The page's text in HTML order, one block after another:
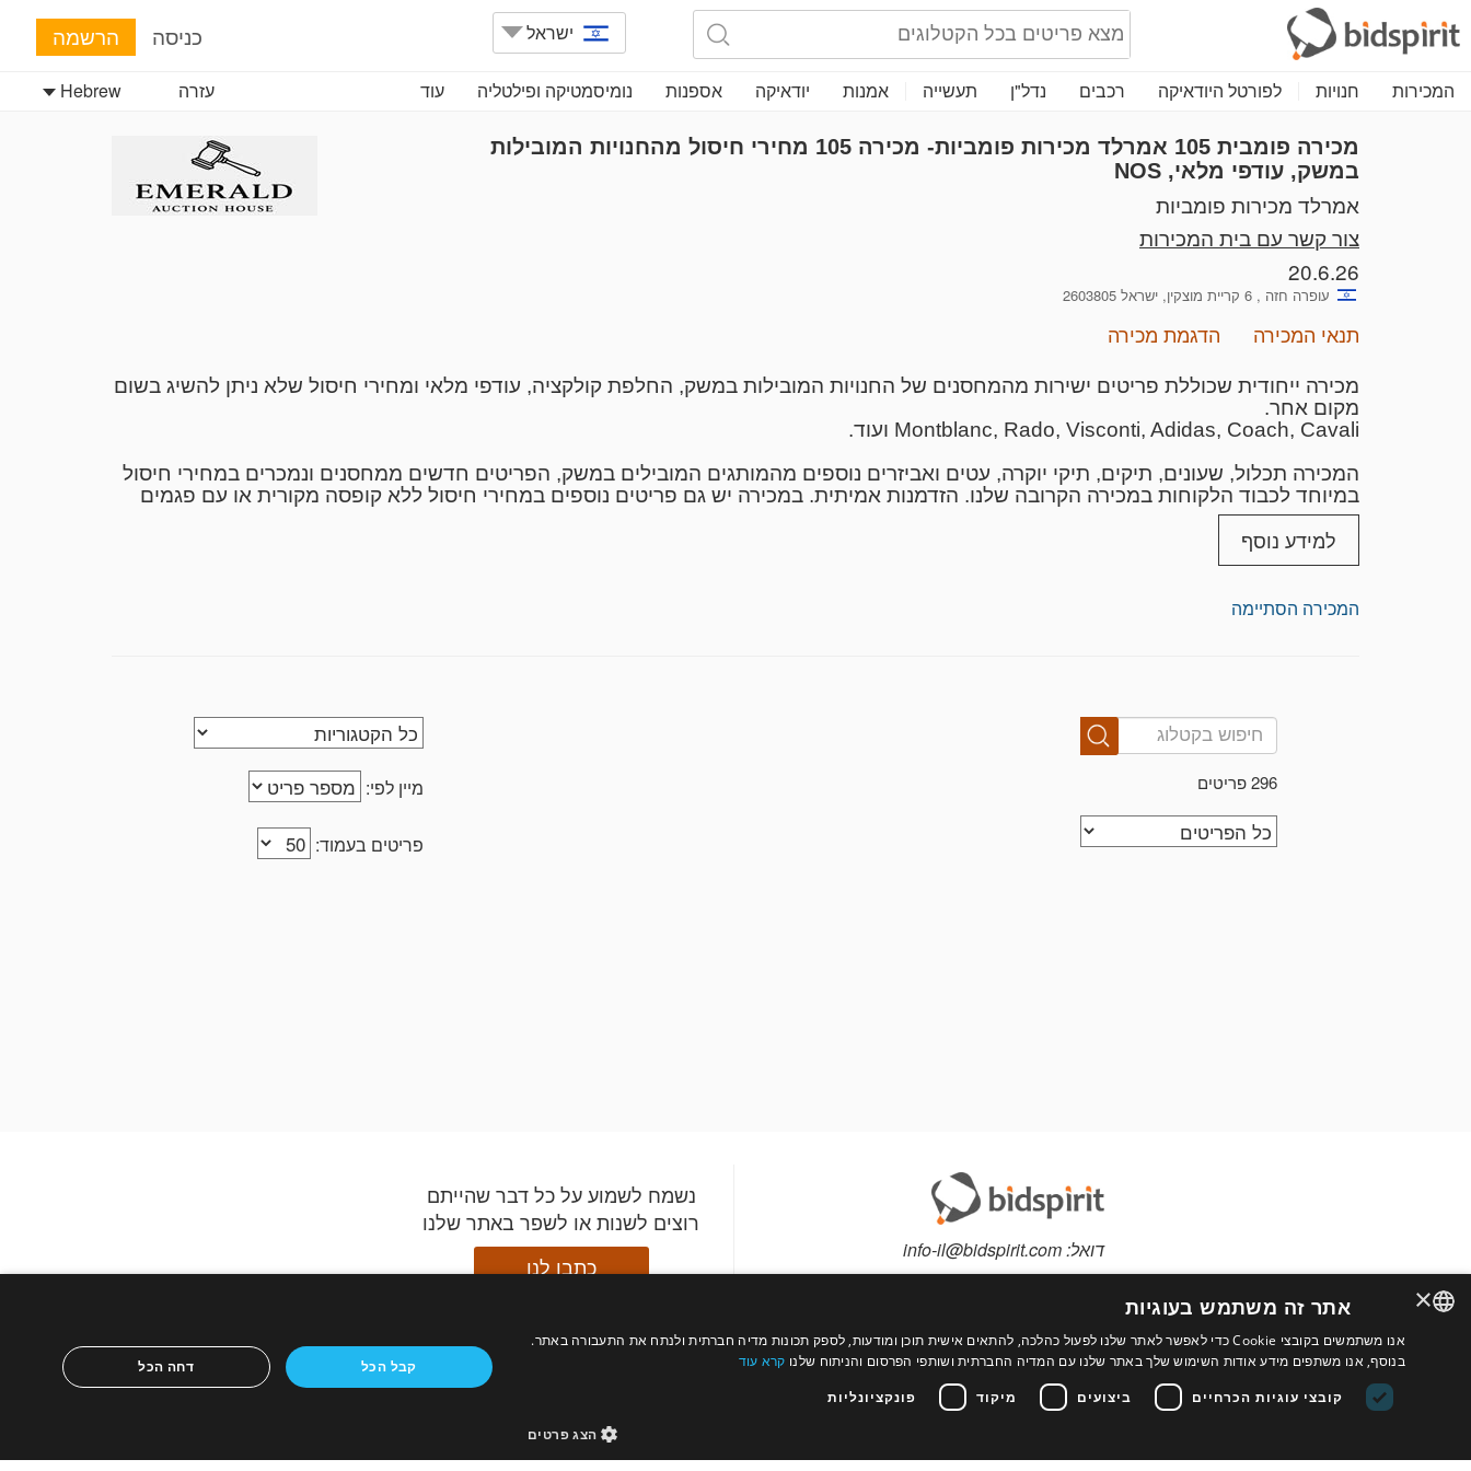
ישראל כניסה הרשמה
המכירות חנויות לפורטל היודאיקה רכבים נדל"ן תעשייה אמנות יודאיקה אספנות נומיסמטיקה ופילטליה עוד Hebrew עזרה
מכירה פומבית 105
אמרלד מכירות פומביות- מכירה 105 מחירי חיסול מהחנויות המובילות
במשק, עודפי מלאי, NOS
אמרלד מכירות פומביות
צור קשר עם בית המכירות
20.6.26
עופרה חזה , 6 קריית מוצקין, ישראל 2603805
תנאי המכירה הדגמת מכירה
מכירה ייחודית שכוללת פריטים ישירות מהמחסנים של החנויות המובילות במשק, החלפת קולקציה, עודפי מלאי ומחירי חיסול שלא ניתן להשיג בשום
מקום אחר.
Montblanc, Rado, Visconti, Adidas, Coach, Cavali ועוד.
המכירה תכלול, שעונים, תיקים, תיקי יוקרה, עטים ואביזרים נוספים מהמותגים המובילים במשק, הפריטים חדשים ממחסנים ונמכרים במחירי חיסול
במיוחד לכבוד הלקוחות במכירה הקרובה שלנו. הזדמנות אמיתית. במכירה יש גם פריטים נוספים במחירי חיסול ללא קופסה מקורית או עם פגמים
אסתטיים קלים בלבד, ישירות מהחנות במחירים נמוכים במיוחד, אשר יתוארו כך בקטלוג.
משלוחים בישראל בלבד
למידע נוסף
המכירה הסתיימה
296 פריטים מיין לפי:
פריטים בעמוד:
דואל:info-il@bidspirit.com
נשמח לשמוע על כל דבר שהייתם
רוצים לשנות או לשפר באתר שלנו
כתבו לנו
יש לכם פריטים למכירה?צור קשר
אתר מותאם אישית לבתי מכירותפרטים
עקבו
התקינו את אפליקציית בידספיריט,
השתתפו במכירות מהטלפון הנייד
וקבלו התראות לפני שהפריטים
ENGLISH
FRENCH
× אתר זה משתמש בעוגיות
אנו משתמשים בקובצי Cookie כדי לאפשר לאתר שלנו לפעול כהלכה, להתאים אישית תוכן ומודעות, לספק תכונות מדיה חברתית ולנתח את התעבורה באתר.
בנוסף, אנו משתפים מידע אודות השימוש שלך באתר שלנו עם המדיה החברתית ושותפי הפרסום והניתוח שלנו קרא עוד
קובצי עוגיות הכרחיים
ביצועים מיקוד פונקציונליות
הצג פרטים
קבל הכל דחה הכל